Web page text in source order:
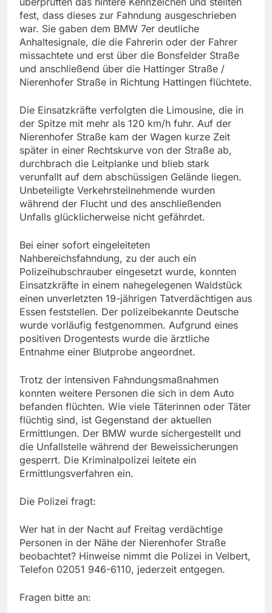
fest, dass dieses zur Fahndung ausgeschrieben
war. Sie gaben dem BMW 7er deutliche
Anhaltesignale, die die Fahrerin oder der Fahrer
missachtete und erst über die Bonsfelder Straße
und anschließend über die Hattinger Straße /
Nierenhofer Straße in Richtung Hattingen flüchtete.
Die Einsatzkräfte verfolgten die Limousine, die in
der Spitze mit mehr als 120 km/h fuhr. Auf der
Nierenhofer Straße kam der Wagen kurze Zeit
später in einer Rechtskurve von der Straße ab,
durchbrach die Leitplanke und blieb stark
verunfallt auf dem abschüssigen Gelände liegen.
Unbeteiligte Verkehrsteilnehmende wurden
während der Flucht und des anschließenden
Unfalls glücklicherweise nicht gefährdet.
Bei einer sofort eingeleiteten
Nahbereichsfahndung, zu der auch ein
Polizeihubschrauber eingesetzt wurde, konnten
Einsatzkräfte in einem nahegelegenen Waldstück
einen unverletzten 19-jährigen Tatverdächtigen aus
Essen feststellen. Der polizeibekannte Deutsche
wurde vorläufig festgenommen. Aufgrund eines
positiven Drogentests wurde die ärztliche
Entnahme einer Blutprobe angeordnet.
Trotz der intensiven Fahndungsmaßnahmen
konnten weitere Personen die sich in dem Auto
befanden flüchten. Wie viele Täterinnen oder Täter
flüchtig sind, ist Gegenstand der aktuellen
Ermittlungen. Der BMW wurde sichergestellt und
die Unfallstelle während der Beweissicherungen
gesperrt. Die Kriminalpolizei leitete ein
Ermittlungsverfahren ein.
Die Polizei fragt:
Wer hat in der Nacht auf Freitag verdächtige
Personen in der Nähe der Nierenhofer Straße
beobachtet? Hinweise nimmt die Polizei in Velbert,
Telefon 02051 946-6110, jederzeit entgegen.
Fragen bitte an: